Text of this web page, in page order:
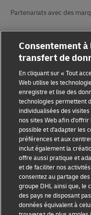
Partenariats avec des
Sensibilisation à la fraude
Mention légale
Conditions d’utilisation
Avis de confidentialité
Informations
Paramètres des cookies
Suivez-nous
Consentement
transfert de
En cliquant sur « Tout
Web utilise les
enregistre et lise des
technologies permettent
individualisées des
nos sites Web afin
possible et d'adapter les
préférences et aux
inclut également la
offre aussi pratique et
et de faciliter nos
consentez au partage
groupe DHL ainsi que, le
des pays ne disposant
données équivalent à